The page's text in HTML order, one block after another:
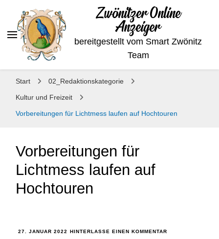
Zwönitzer Online
Anzeiger
bereitgestellt vom Smart Zwönitz
Team
Start 02_Redaktionskategorie
Kultur und Freizeit
Vorbereitungen für Lichtmess laufen auf Hochtouren
Vorbereitungen für
Lichtmess laufen auf
Hochtouren
27. JANUAR 2022 HINTERLASSE EINEN KOMMENTAR